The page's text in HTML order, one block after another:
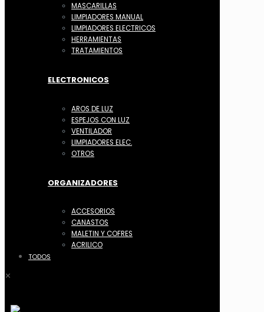
MASCARILLAS
LIMPIADORES MANUAL
LIMPIADORES ELECTRICOS
HERRAMIENTAS
TRATAMIENTOS
ELECTRONICOS
AROS DE LUZ
ESPEJOS CON LUZ
VENTILADOR
LIMPIADORES ELEC.
OTROS
ORGANIZADORES
ACCESORIOS
CANASTOS
MALETIN Y COFRES
ACRILICO
TODOS
✕